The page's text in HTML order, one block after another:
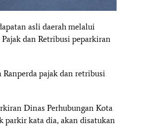
asli daerah melalui
dan Retribusi peparkiran
pajak dan retribusi
Dinas Perhubungan Kota
parkir kata dia, akan disatukan